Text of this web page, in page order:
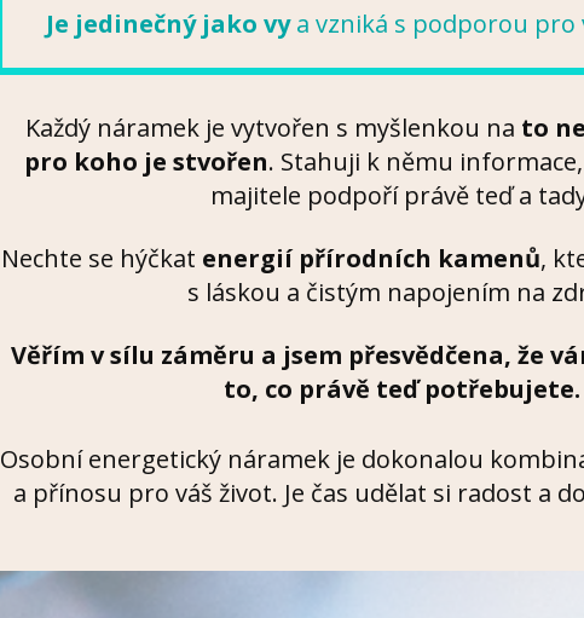
Je jedinečný jako vya vzniká s podporou pro
Každý náramek je vytvořen s myšlenkou na to
pro koho je stvořen. Stahuji k němu
majitele podpoří právě teď a
Nechte se hýčkat energií přírodních kamenů,
s láskou a čistým napojením na
Věřím v sílu záměru a jsem přesvědčena, že
to, co právě teď potřebujete.
Osobní energetický náramek je dokonalou
a přínosu pro váš život. Je čas udělat si radost a